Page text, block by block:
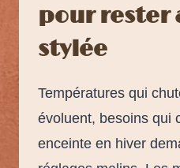
pour rester
stylée
Températures qui
évoluent, besoins qui
enceinte en hiver